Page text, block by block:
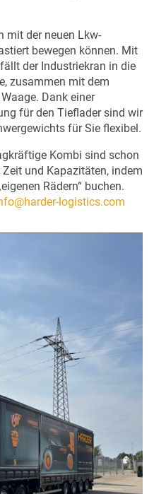
mit der neuen Lkw-
bewegen können. Mit
der Industriekran in die
zusammen mit dem
Dank einer
für den Tieflader sind wir
für Sie flexibel.
Kombi sind schon
und Kapazitäten, indem
Rädern“ buchen.
logistics.com